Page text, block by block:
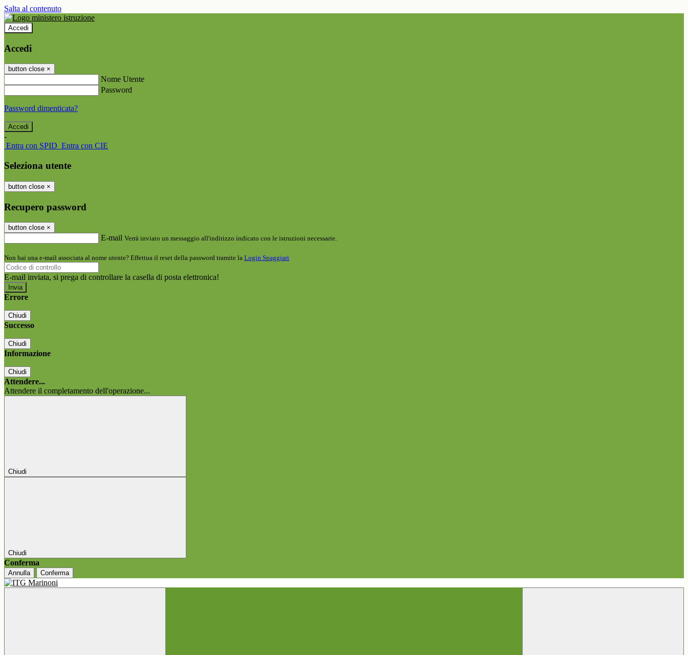
Salta al contenuto
Accedi
Accedi
button close ×
Nome Utente
Password
Password dimenticata?
-
Entra con SPID Entra con CIE
Seleziona utente
button close ×
Recupero password
button close ×
E-mail Verrà inviato un messaggio all'indirizzo indicato con le istruzioni necessarie.
Non hai una e-mail associata al nome utente? Effettua il reset della password tramite la Login Spaggiari
E-mail inviata, si prega di controllare la casella di posta elettronica!
Errore
Chiudi
Successo
Chiudi
Informazione
Chiudi
Attendere...
Attendere il completamento dell'operazione...
Chiudi
Chiudi
Conferma
Annulla Conferma